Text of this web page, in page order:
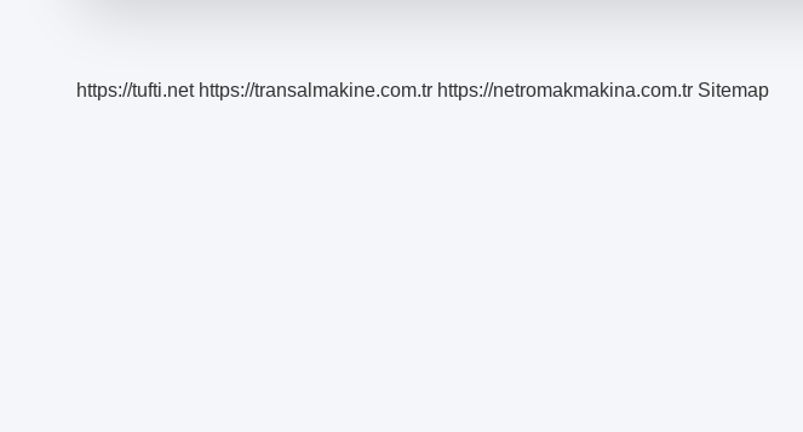
https://tufti.net https://transalmakine.com.tr https://netromakmakina.com.tr Sitemap